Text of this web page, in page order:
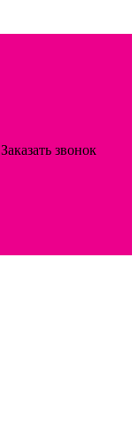
Заказать звонок